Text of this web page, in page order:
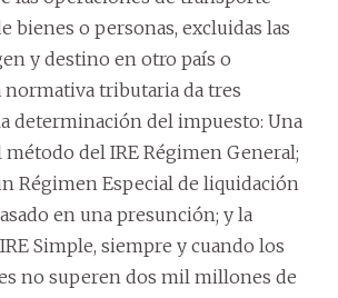
bienes o personas, excluidas las
y destino en otro país o
normativa tributaria da tres
determinación del impuesto: Una
del IRE Régimen General;
Régimen Especial de liquidación
en una presunción; y la
Simple, siempre y cuando los
no superen dos mil millones de